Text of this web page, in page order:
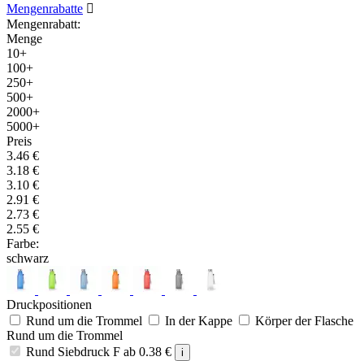
Mengenrabatte 
Mengenrabatt:
Menge
10+
100+
250+
500+
2000+
5000+
Preis
3.46 €
3.18 €
3.10 €
2.91 €
2.73 €
2.55 €
Farbe:
schwarz
Druckpositionen
Rund um die Trommel
In der Kappe
Körper der Flasche
Rund um die Trommel
Rund Siebdruck F ab 0.38 € i